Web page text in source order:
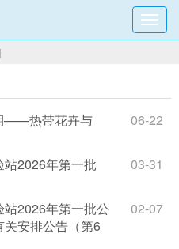
切
换
——热带花卉与
06-22
站2026年第一批
03-31
2026年第一批公
安排公告（第6
02-07